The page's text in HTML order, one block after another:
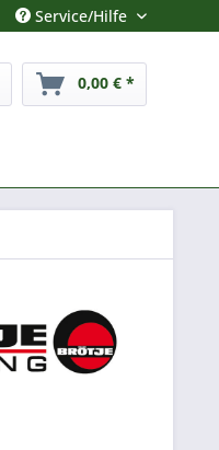
Service/Hilfe
0,00 € *